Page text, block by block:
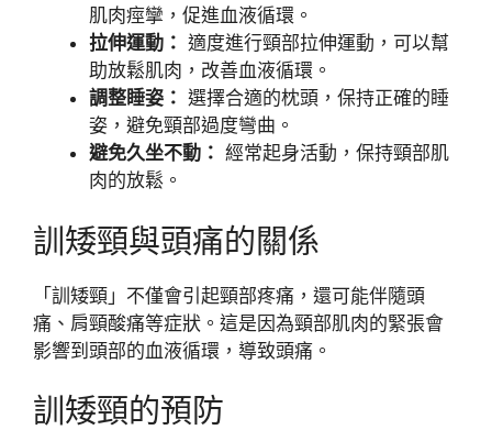
肌肉痙攣，促進血液循環。
拉伸運動： 適度進行頸部拉伸運動，可以幫
助放鬆肌肉，改善血液循環。
調整睡姿： 選擇合適的枕頭，保持正確的睡
姿，避免頸部過度彎曲。
避免久坐不動： 經常起身活動，保持頸部肌
肉的放鬆。
訓矮頸與頭痛的關係
「訓矮頸」不僅會引起頸部疼痛，還可能伴隨頭
痛、肩頸酸痛等症狀。這是因為頸部肌肉的緊張會
影響到頭部的血液循環，導致頭痛。
訓矮頸的預防